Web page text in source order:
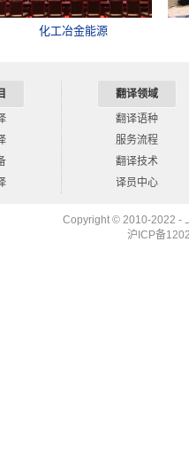
化工冶金能源
翻译领域
翻译语种
服务流程
翻译技术
译员中心
Copyright © 2010-2022 -
沪ICP备